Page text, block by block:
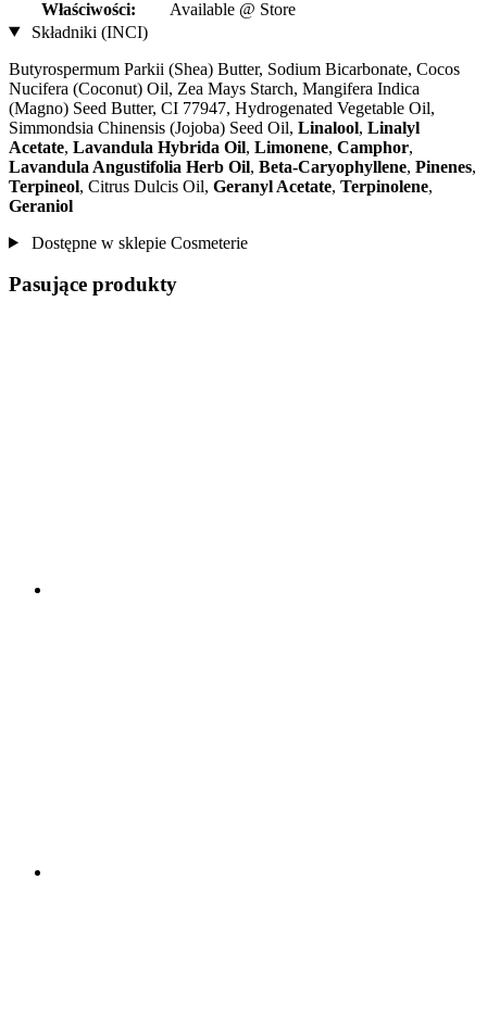
Właściwości:
Available @ Store
Składniki (INCI)
Butyrospermum Parkii (Shea) Butter, Sodium Bicarbonate, Cocos
Nucifera (Coconut) Oil, Zea Mays Starch, Mangifera Indica
(Magno) Seed Butter, CI 77947, Hydrogenated Vegetable Oil,
Simmondsia Chinensis (Jojoba) Seed Oil, Linalool, Linalyl
Acetate, Lavandula Hybrida Oil, Limonene, Camphor,
Lavandula Angustifolia Herb Oil, Beta-Caryophyllene, Pinenes,
Terpineol, Citrus Dulcis Oil, Geranyl Acetate, Terpinolene,
Geraniol
Dostępne w sklepie Cosmeterie
Pasujące produkty